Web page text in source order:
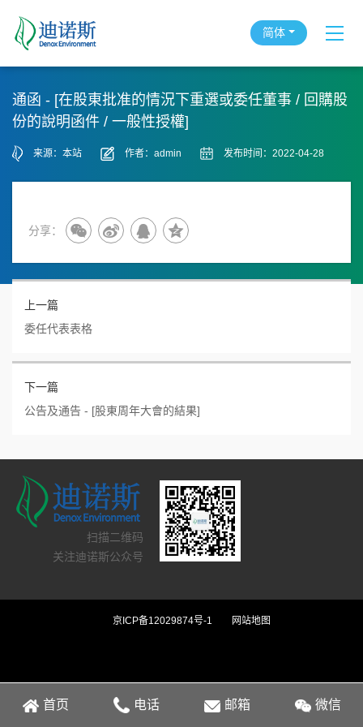
简体
通函 - [在股東批准的情況下重選或委任董事 / 回購股
份的說明函件 / 一般性授權]
来源：本站 作者：admin 发布时间：2022-04-28
分享：
上一篇
委任代表表格
下一篇
公告及通告 - [股東周年大會的結果]
扫描二维码
关注迪诺斯公众号
京ICP备12029874号-1 网站地图
首页 电话 邮箱 微信